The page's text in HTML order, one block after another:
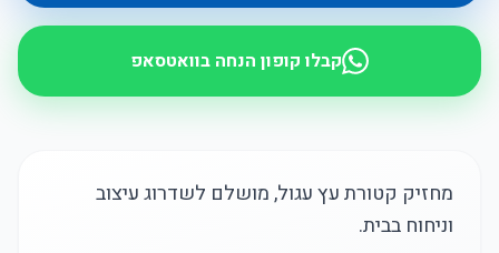
קבלו קופון הנחה בוואטסאפ
מחזיק קטורת עץ עגול, מושלם לשדרוג עיצוב
וניחוח בבית.